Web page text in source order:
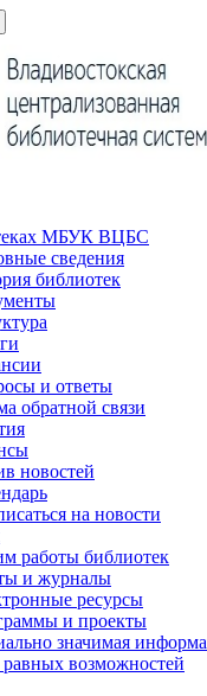
МБУК ВЦБС
сведения
библиотек
и ответы
обратной связи
новостей
на новости
работы библиотек
и журналы
ресурсы
и проекты
значимая
возможностей